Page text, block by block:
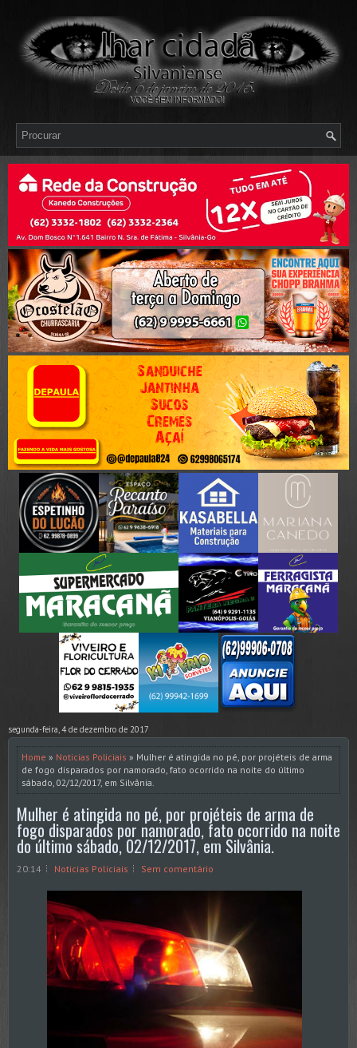
segunda-feira, 4 de dezembro de 2017
Home » Noticias Policiais » Mulher é atingida no pé, por projéteis de arma
de fogo disparados por namorado, fato ocorrido na noite do último
sábado, 02/12/2017, em Silvânia.
Mulher é atingida no pé, por projéteis de arma de
fogo disparados por namorado, fato ocorrido na noite
do último sábado, 02/12/2017, em Silvânia.
20:14 Noticias Policiais Sem comentário